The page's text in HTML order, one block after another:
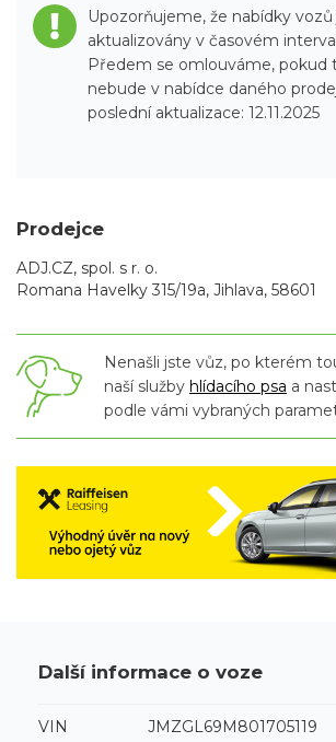
Upozorňujeme, že nabídky vozů
aktualizovány v časovém
Předem se omlouváme, pokud
nebude v nabídce daného
poslední aktualizace: 12.11.2025
Prodejce
ADJ.CZ, spol. s r. o.
Romana Havelky 315/19a, Jihlava, 58601
Nenašli jste vůz, po kterém
naší služby hlídacího psa a
podle vámi vybraných
Další informace o voze
VIN JMZGL69M801705119